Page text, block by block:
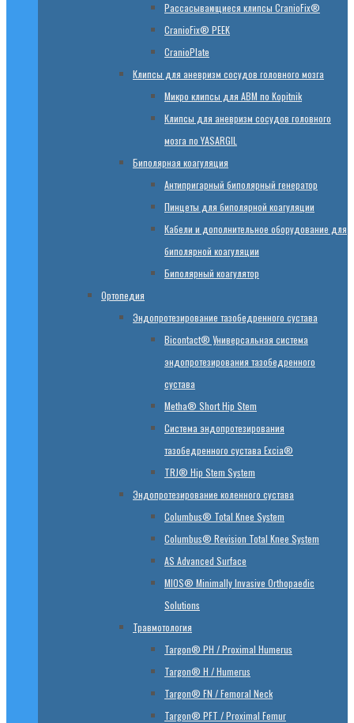
Рассасывающиеся клипсы CranioFix®
CranioFix® PEEK
CranioPlate
Клипсы для аневризм сосудов головного мозга
Микро клипсы для АВМ по Kopitnik
Клипсы для аневризм сосудов головного
мозга по YASARGIL
Биполярная коагуляция
Антипригарный биполярный генератор
Пинцеты для биполярной коагуляции
Кабели и дополнительное оборудование для
биполярной коагуляции
Биполярный коагулятор
Ортопедия
Эндопротезирование тазобедренного сустава
Bicontact® Универсальная система
эндопротезирования тазобедренного
сустава
Metha® Short Hip Stem
Система эндопротезирования
тазобедренного сустава Excia®
TRJ® Hip Stem System
Эндопротезирование коленного сустава
Columbus® Total Knee System
Columbus® Revision Total Knee System
AS Advanced Surface
MIOS® Minimally Invasive Orthopaedic
Solutions
Травмотология
Targon® PH / Proximal Humerus
Targon® H / Humerus
Targon® FN / Femoral Neck
Targon® PFT / Proximal Femur